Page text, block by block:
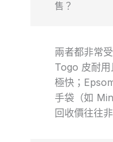
售？
兩者都非常
Togo 皮耐用
極快；
手袋（如
回收價往往